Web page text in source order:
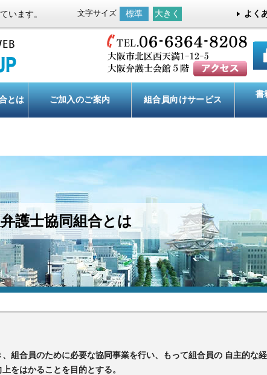
よく
います。 文字サイズ 標準 大きく
とは ご加入のご案内 組合員向けサービス
書
護士協同組合とは
組合員のために必要な協同事業を行い、もって組合員の 自主的な経
をはかることを目的とする。